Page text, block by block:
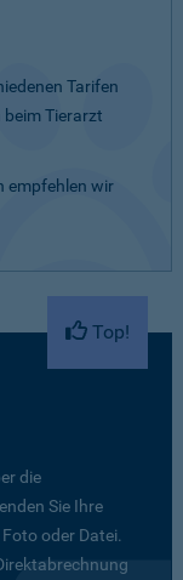
Tarifen
Tierarzt
empfehlen wir
Top!
die
Sie Ihre
oder Datei.